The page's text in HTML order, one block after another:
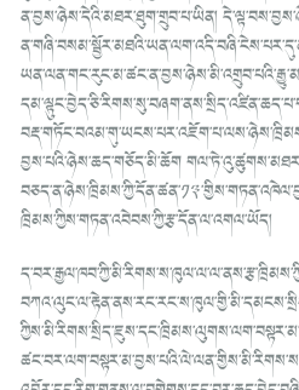
ན་བྱས་ཉེས་དེའི་མཐར་ཐུག་གྲུབ་པ་ཡིན།
བྱས་པའི་ཉེས་ཆད་གཅོད་མི་ཆོག
ཁྲིམས་ཀྱིས་གཏན་འབེབས་ཀྱི་རྩ་དོན་ལ་འགལ་ཡོད།